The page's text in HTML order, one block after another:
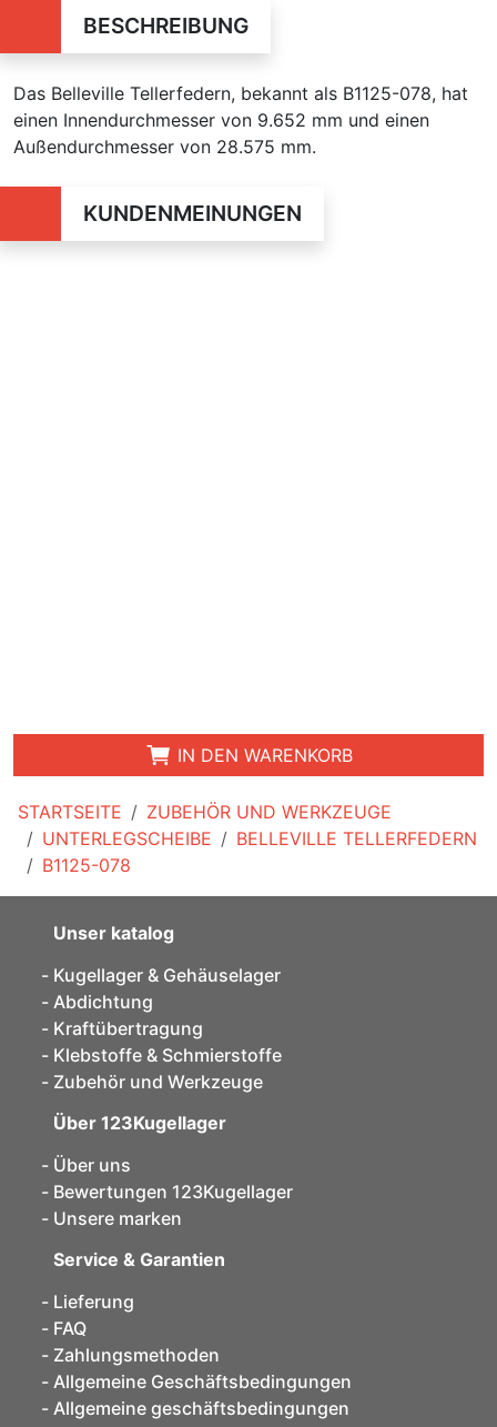
STARTSEITE
ZUBEHÖR UND WERKZEUGE
UNTERLEGSCHEIBE
BELLEVILLE TELLERFEDERN
B1125-078
BESCHREIBUNG
Das Belleville Tellerfedern, bekannt als B1125-078, hat
einen Innendurchmesser von 9.652 mm und einen
Außendurchmesser von 28.575 mm.
KUNDENMEINUNGEN
IN DEN WARENKORB
Unser katalog
Kugellager & Gehäuselager
Abdichtung
Kraftübertragung
Klebstoffe & Schmierstoffe
Zubehör und Werkzeuge
Über 123Kugellager
Über uns
Bewertungen 123Kugellager
Unsere marken
Service & Garantien
Lieferung
FAQ
Zahlungsmethoden
Allgemeine Geschäftsbedingungen
Allgemeine geschäftsbedingungen